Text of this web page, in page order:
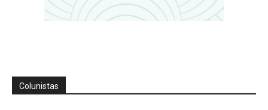
Colunistas